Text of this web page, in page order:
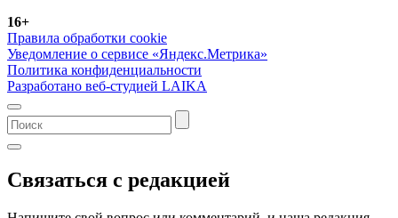
16+
Правила обработки cookie
Уведомление о сервисе «Яндекс.Метрика»
Политика конфиденциальности
Разработано веб-студией LAIKA
Связаться с редакцией